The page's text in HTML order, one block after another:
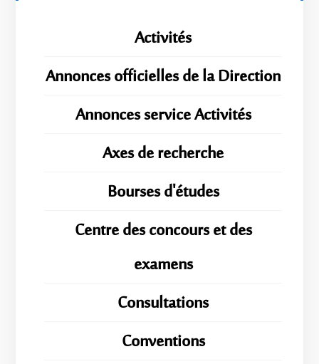
Activités
Annonces officielles de la Direction
Annonces service Activités
Axes de recherche
Bourses d'études
Centre des concours et des
examens
Consultations
Conventions